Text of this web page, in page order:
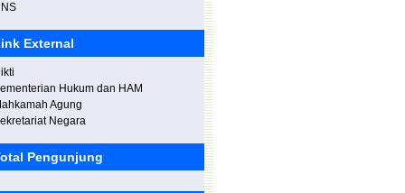
Gedung "Budi Tjahjono" di
External
Hukum dan HAM
Agung
Negara
Pengunjung